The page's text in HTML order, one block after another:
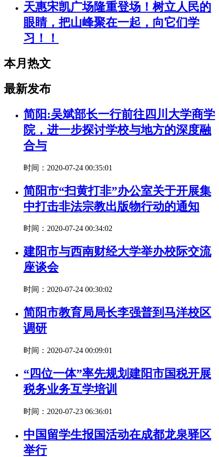
天惠宋凯广场隆重登场！树立人民的
眼睛，把山峰聚在一起，向它们学
习！！
本月热文
最新发布
简阳:吴斌部长一行前往四川大学商学
院，进一步探讨学校与地方的深度融
合与
时间：2020-07-24 00:35:01
简阳市“扫黄打非”办公室关于开展集
中打击非法宗教出版物行动的通知
时间：2020-07-24 00:34:02
建阳市与西南财经大学举办校际交流
座谈会
时间：2020-07-24 00:30:02
简阳市教育局局长李强普到马洋校区
调研
时间：2020-07-24 00:09:01
“四位一体”率先规划建阳市国税开展
税务业务互学培训
时间：2020-07-23 06:36:01
中国留学生报国活动在成都龙泉驿区
举行